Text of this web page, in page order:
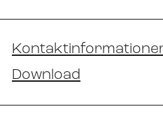
Download